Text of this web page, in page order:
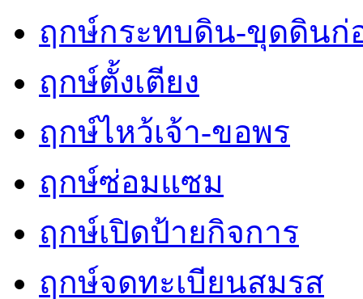
ฤกษ์กระทบดิน-ขุดดินก่
ฤกษ์ตั้งเตียง
ฤกษ์ไหว้เจ้า-ขอพร
ฤกษ์ซ่อมแซม
ฤกษ์เปิดป้ายกิจการ
ฤกษ์จดทะเบียนสมรส